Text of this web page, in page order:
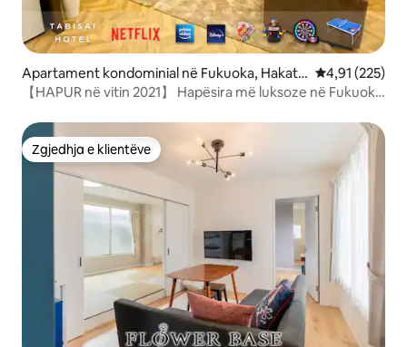
Apartament kondominial në Fukuoka, Hakata
Ward
Vlerësimi
4,91 (225)
【HAPUR në vitin 2021】 Hapësira më luksoze në Fukuoka
madh/1 minutë nga stacioni Gion
Zgjedhja e klientëve
Zgjedhja e klientëve